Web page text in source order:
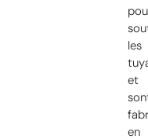
les
et
en